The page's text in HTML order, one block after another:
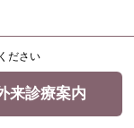
ださい
来診療案内